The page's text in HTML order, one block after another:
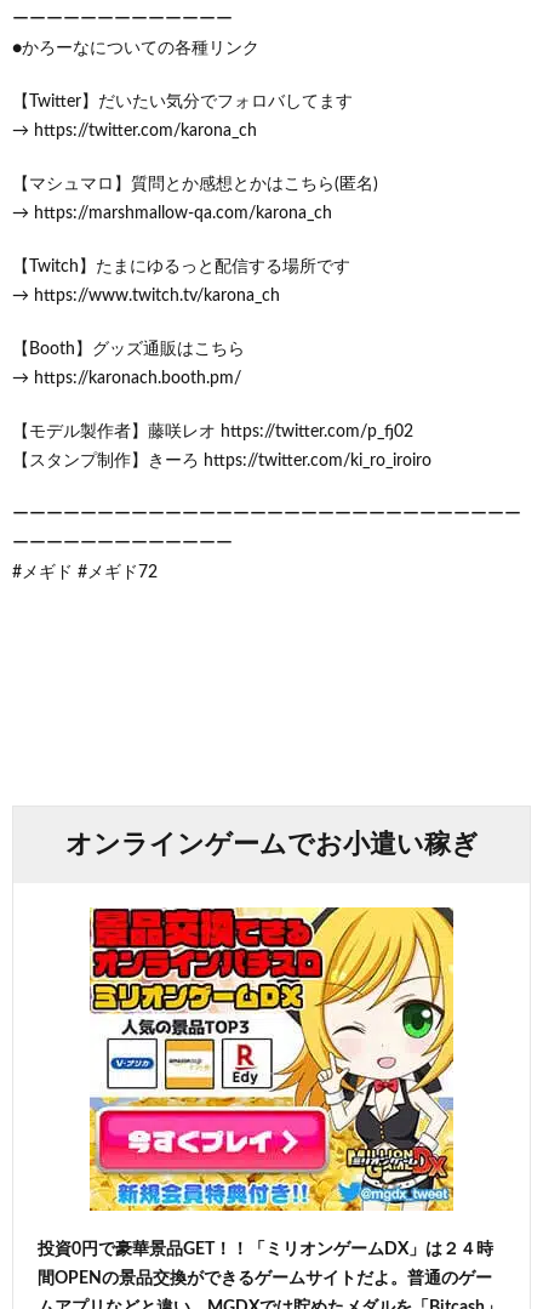
ーーーーーーーーーーーーー
●かろーなについての各種リンク
【Twitter】だいたい気分でフォロバしてます
→ https://twitter.com/karona_ch
【マシュマロ】質問とか感想とかはこちら(匿名)
→ https://marshmallow-qa.com/karona_ch
【Twitch】たまにゆるっと配信する場所です
→ https://www.twitch.tv/karona_ch
【Booth】グッズ通販はこちら
→ https://karonach.booth.pm/
【モデル製作者】藤咲レオ https://twitter.com/p_fj02
【スタンプ制作】きーろ https://twitter.com/ki_ro_iroiro
ーーーーーーーーーーーーーーーーーーーーーーーーーーーーーー
ーーーーーーーーーーーーー
#メギド #メギド72
オンラインゲームでお小遣い稼ぎ
投資0円で豪華景品GET！！「ミリオンゲームDX」は２４時
間OPENの景品交換ができるゲームサイトだよ。普通のゲー